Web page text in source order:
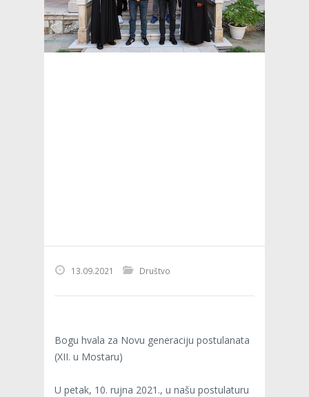
13.09.2021 Društvo
Bogu hvala za Novu generaciju postulanata
(XII. u Mostaru)
U petak, 10. rujna 2021., u našu postulaturu